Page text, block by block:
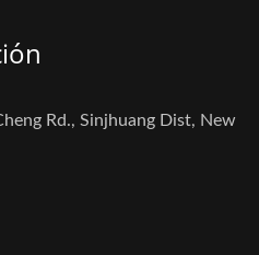
Rd., Sinjhuang Dist, New